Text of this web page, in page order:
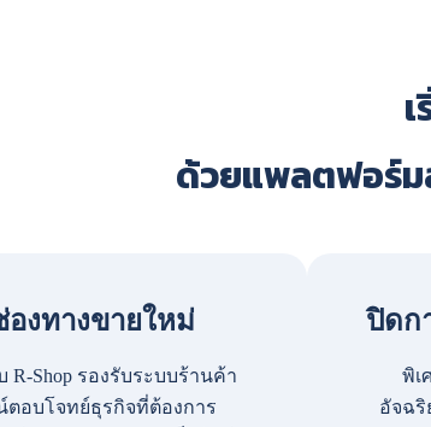
ด้วยแพลตฟอร์ม
องทางขายใหม่
R-Shop รองรับระบบร้านค้า
ตอบโจทย์ธุรกิจที่ต้องการ
ปิดก
พิเ
อัจฉริ